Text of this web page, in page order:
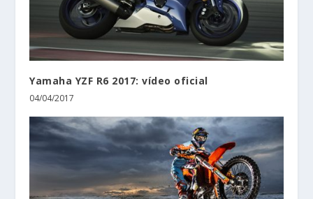
Yamaha YZF R6 2017: vídeo oficial
04/04/2017